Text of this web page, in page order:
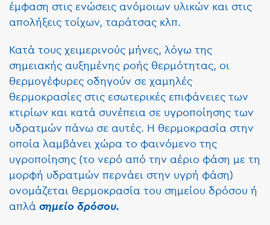
έμφαση στις ενώσεις ανόμοιων υλικών και στις
απολήξεις τοίχων, ταράτσας κλπ.
Κατά τους χειμερινούς μήνες, λόγω της
σημειακής αυξημένης ροής θερμότητας, οι
θερμογέφυρες οδηγούν σε χαμηλές
θερμοκρασίες στις εσωτερικές επιφάνειες των
κτιρίων και κατά συνέπεια σε υγροποίησης των
υδρατμών πάνω σε αυτές. Η θερμοκρασία στην
οποία λαμβάνει χώρα το φαινόμενο της
υγροποίησης (το νερό από την αέριο φάση με τη
μορφή υδρατμών περνάει στην υγρή φάση)
ονομάζεται θερμοκρασία του σημείου δρόσου ή
απλά σημείο δρόσου.